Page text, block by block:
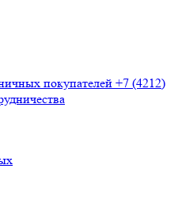
покупателей +7 (4212)